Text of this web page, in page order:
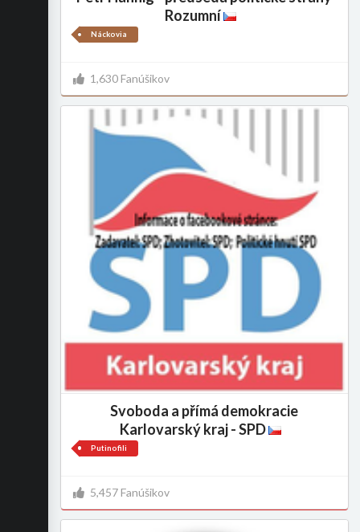
Rozumní
Náckovia
1,630 Fanúšikov
Svoboda a přímá demokracie
Karlovarský kraj - SPD
Putinofili
5,457 Fanúšikov